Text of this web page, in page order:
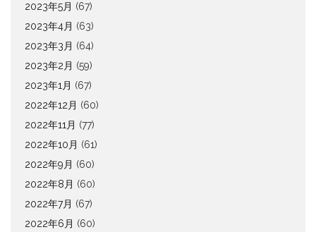
2023年5月 (67)
2023年4月 (63)
2023年3月 (64)
2023年2月 (59)
2023年1月 (67)
2022年12月 (60)
2022年11月 (77)
2022年10月 (61)
2022年9月 (60)
2022年8月 (60)
2022年7月 (67)
2022年6月 (60)